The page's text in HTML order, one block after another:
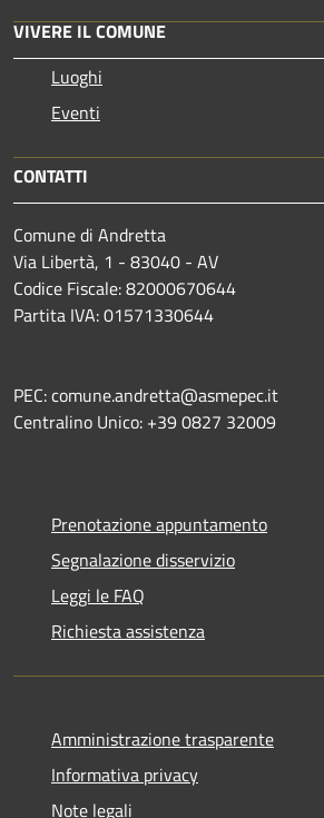
VIVERE IL COMUNE
Luoghi
Eventi
CONTATTI
Comune di Andretta
Via Libertà, 1 - 83040 - AV
Codice Fiscale: 82000670644
Partita IVA: 01571330644
PEC: comune.andretta@asmepec.it
Centralino Unico: +39 0827 32009
Prenotazione appuntamento
Segnalazione disservizio
Leggi le FAQ
Richiesta assistenza
Amministrazione trasparente
Informativa privacy
Note legali